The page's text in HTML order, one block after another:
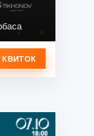
КВИТОК